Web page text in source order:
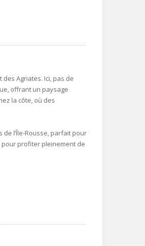
Agriates. Ici, pas de
offrant un paysage
la côte, où des
l’Île-Rousse, parfait pour
profiter pleinement de